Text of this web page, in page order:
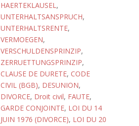
HAERTEKLAUSEL,
UNTERHALTSANSPRUCH,
UNTERHALTSRENTE,
VERMOEGEN,
VERSCHULDENSPRINZIP,
ZERRUETTUNGSPRINZIP,
CLAUSE DE DURETE, CODE
CIVIL (BGB), DESUNION,
DIVORCE, Droit civil, FAUTE,
GARDE CONJOINTE, LOI DU 14
JUIN 1976 (DIVORCE), LOI DU 20